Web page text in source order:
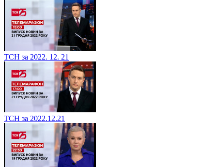
ТСН за 2022. 12. 21
ТСН за 2022.12.21